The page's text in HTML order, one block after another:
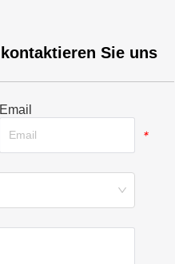
Sie uns
Email
*